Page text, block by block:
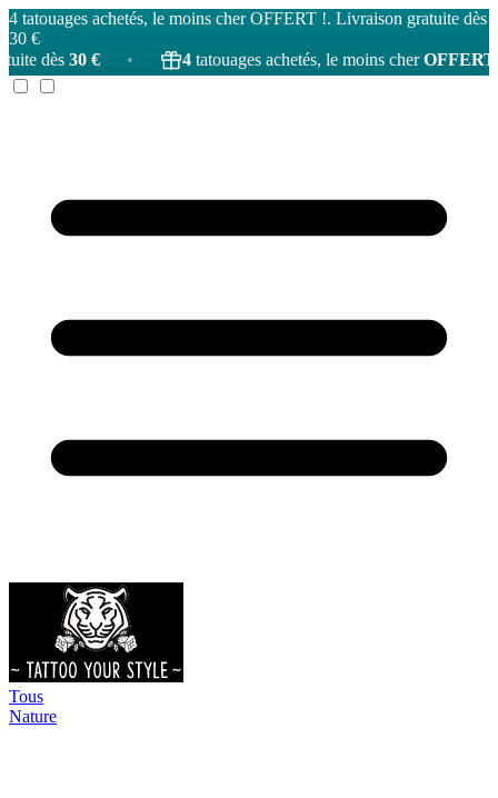
4 tatouages achetés, le moins cher OFFERT !. Livraison gratuite dès
30 €
€
• 4 tatouages achetés, le moins cher OFFERT! •
Tous
Nature